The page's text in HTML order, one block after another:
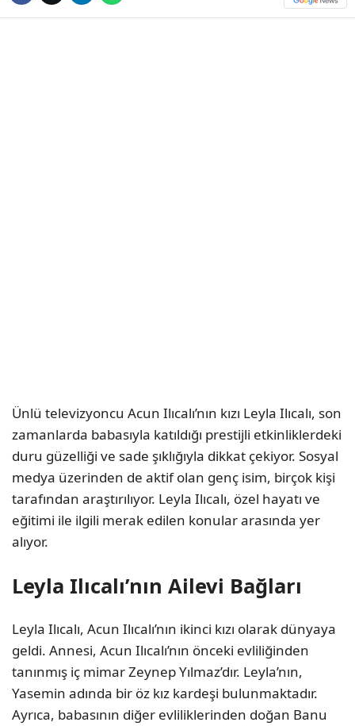
Ünlü televizyoncu Acun Ilıcalı’nın kızı Leyla Ilıcalı, son
zamanlarda babasıyla katıldığı prestijli etkinliklerdeki
duru güzelliği ve sade şıklığıyla dikkat çekiyor. Sosyal
medya üzerinden de aktif olan genç isim, birçok kişi
tarafından araştırılıyor. Leyla Ilıcalı, özel hayatı ve
eğitimi ile ilgili merak edilen konular arasında yer
alıyor.
Leyla Ilıcalı’nın Ailevi Bağları
Leyla Ilıcalı, Acun Ilıcalı’nın ikinci kızı olarak dünyaya
geldi. Annesi, Acun Ilıcalı’nın önceki evliliğinden
tanınmış iç mimar Zeynep Yılmaz’dır. Leyla’nın,
Yasemin adında bir öz kız kardeşi bulunmaktadır.
Ayrıca, babasının diğer evliliklerinden doğan Banu